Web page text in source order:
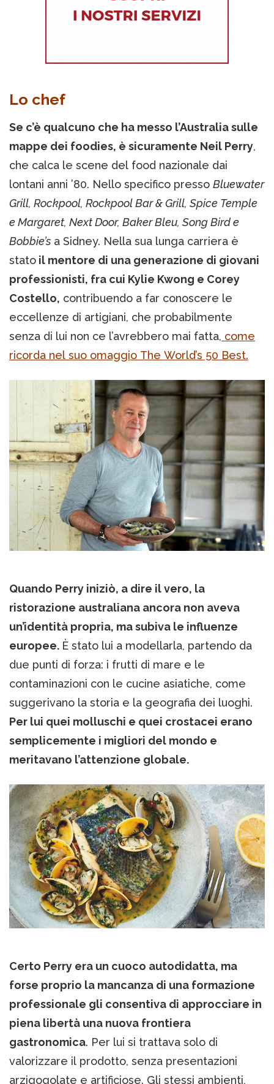
Lo chef
Se c’è qualcuno che ha messo l’Australia sulle
mappe dei foodies, è sicuramente Neil Perry,
che calca le scene del food nazionale dai
lontani anni ’80. Nello specifico presso Bluewater
Grill, Rockpool, Rockpool Bar & Grill, Spice Temple
e Margaret, Next Door, Baker Bleu, Song Bird e
Bobbie’s a Sidney. Nella sua lunga carriera è
stato il mentore di una generazione di giovani
professionisti, fra cui Kylie Kwong e Corey
Costello, contribuendo a far conoscere le
eccellenze di artigiani, che probabilmente
senza di lui non ce l’avrebbero mai fatta, come
ricorda nel suo omaggio The World’s 50 Best.
Quando Perry iniziò, a dire il vero, la
ristorazione australiana ancora non aveva
un’identità propria, ma subiva le influenze
europee. È stato lui a modellarla, partendo da
due punti di forza: i frutti di mare e le
contaminazioni con le cucine asiatiche, come
suggerivano la storia e la geografia dei luoghi.
Per lui quei molluschi e quei crostacei erano
semplicemente i migliori del mondo e
meritavano l’attenzione globale.
Certo Perry era un cuoco autodidatta, ma
forse proprio la mancanza di una formazione
professionale gli consentiva di approcciare in
piena libertà una nuova frontiera
gastronomica. Per lui si trattava solo di
valorizzare il prodotto, senza presentazioni
arzigogolate e artificiose. Gli stessi ambienti,